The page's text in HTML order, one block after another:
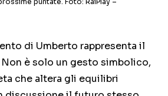
di Umberto rappresenta il
è solo un gesto simbolico,
che altera gli equilibri